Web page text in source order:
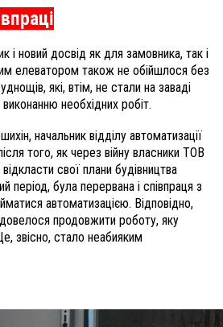
і новий досвід як для замовника, так і
елеватором також не обійшлося без
які, втім, не стали на заваді
необхідних робіт.
начальник відділу автоматизації
того, як через війну власники ТОВ
свої плани будівництва
період, була перервана і співпраця з
автоматизацією. Відповідно,
продовжити роботу, яку
звісно, стало неабияким